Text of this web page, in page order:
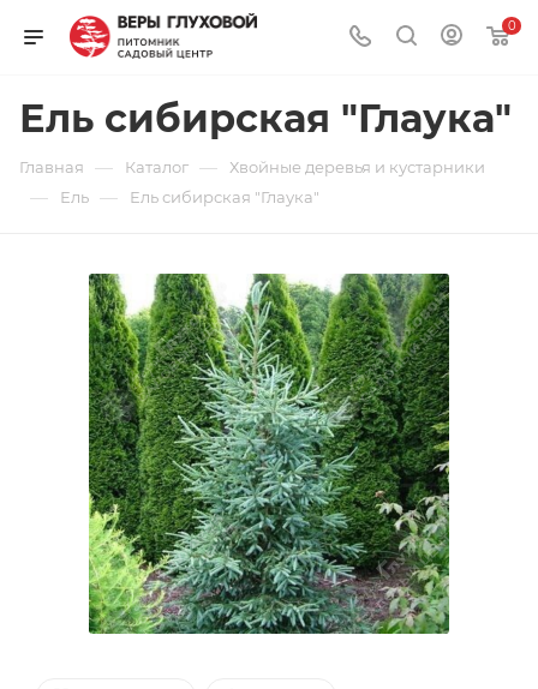
0
Ель сибирская "Глаука"
Главная — Каталог — Хвойные деревья и кустарники
— Ель — Ель сибирская "Глаука"